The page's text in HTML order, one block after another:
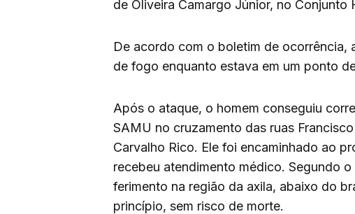
de Oliveira Camargo Júnior, no
De acordo com o boletim de ocorrência,
de fogo enquanto estava em um ponto
Após o ataque, o homem conseguiu
SAMU no cruzamento das ruas
Carvalho Rico. Ele foi encaminhado ao
recebeu atendimento médico. Segundo
ferimento na região da axila, abaixo do
princípio, sem risco de morte.